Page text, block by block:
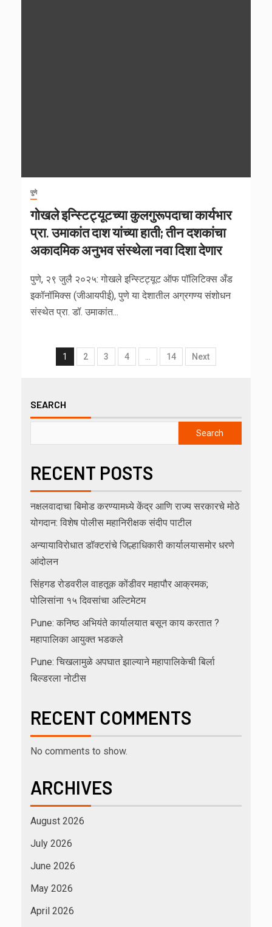
पुणे
गोखले इन्स्टिट्यूटच्या कुलगुरूपदाचा कार्यभार
प्रा. उमाकांत दाश यांच्या हाती; तीन दशकांचा
अकादमिक अनुभव संस्थेला नवा दिशा देणार
पुणे, २९ जुलै २०२५: गोखले इन्स्टिट्यूट ऑफ पॉलिटिक्स अँड
इकॉनॉमिक्स (जीआयपीई), पुणे या देशातील अग्रगण्य संशोधन
संस्थेत प्रा. डॉ. उमाकांत...
1 2 3 4 14 Next
SEARCH
Search
RECENT POSTS
नक्षलवादाचा बिमोड करण्यामध्ये केंद्र आणि राज्य सरकारचे मोठे
योगदान: विशेष पोलीस महानिरीक्षक संदीप पाटील
अन्यायाविरोधात डॉक्टरांचे जिल्हाधिकारी कार्यालयासमोर धरणे
आंदोलन
सिंहगड रोडवरील वाहतूक कोंडीवर महापौर आक्रमक;
पोलिसांना १५ दिवसांचा अल्टिमेटम
Pune: कनिष्ठ अभियंते कार्यालयात बसून काय करतात ?
महापालिका आयुक्त भडकले
Pune: चिखलामुळे अपघात झाल्याने महापालिकेची बिर्ला
बिल्डरला नोटीस
RECENT COMMENTS
No comments to show.
ARCHIVES
August 2026
July 2026
June 2026
May 2026
April 2026